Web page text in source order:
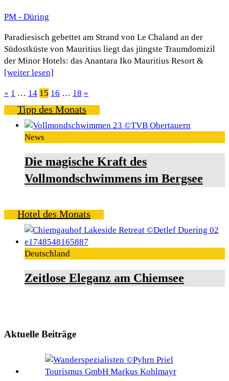
PM - Düring
Paradiesisch gebettet am Strand von Le Chaland an der
Südostküste von Mauritius liegt das jüngste Traumdomizil
der Minor Hotels: das Anantara Iko Mauritius Resort &
[weiter lesen]
Seitennummerierung
der
Beiträge
« 1 … 14 15 16 … 18 »
Tipp des Monats
News
Die magische Kraft des
Vollmondschwimmens im Bergsee
Hotel des Monats
Deutschland
Zeitlose Eleganz am Chiemsee
Aktuelle Beiträge